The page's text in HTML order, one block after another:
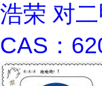
浩荣 对
CAS：